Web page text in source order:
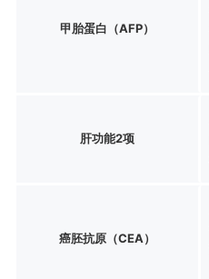
甲胎蛋白（AFP）
肝功能2项
癌胚抗原（CEA）